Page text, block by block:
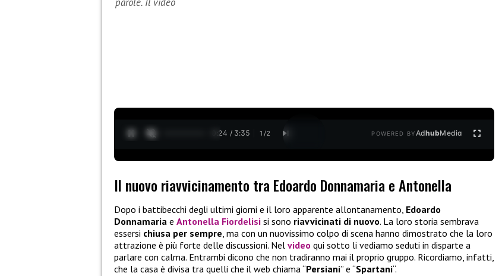
0:25 / 3:35 1 /2 POWERED BYAdhubMedia
Il nuovo riavvicinamento tra Edoardo Donnamaria e Antonella
Dopo i battibecchi degli ultimi giorni e il loro apparente allontanamento, Edoardo
Donnamaria e Antonella Fiordelisi si sono riavvicinati di nuovo. La loro storia sembrava
essersi chiusa per sempre, ma con un nuovissimo colpo di scena hanno dimostrato che la loro
attrazione è più forte delle discussioni. Nel video qui sotto li vediamo seduti in disparte a
parlare con calma. Entrambi dicono che non tradiranno mai il proprio gruppo. Ricordiamo, infatti,
che la casa è divisa tra quelli che il web chiama “Persiani” e “Spartani“.